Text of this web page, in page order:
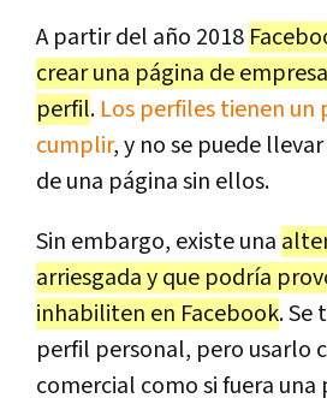
A partir del año 2018
crear una página de
perfil. Los perfiles tienen un
cumplir, y no se puede
de una página sin ellos.
Sin embargo, existe una
arriesgada y que podría
inhabiliten en Facebook. Se
perfil personal, pero usarlo
comercial como si fuera una